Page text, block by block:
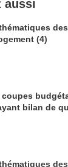
aussi
des
(4)
bilan de
des